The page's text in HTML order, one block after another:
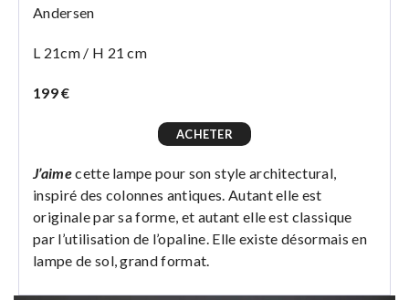
Andersen
L 21cm / H 21 cm
199 €
ACHETER
J’aimecette lampe pour son style architectural,
inspiré des colonnes antiques. Autant elle est
originale par sa forme, et autant elle est classique
par l’utilisation de l’opaline. Elle existe désormais en
lampe de sol, grand format.